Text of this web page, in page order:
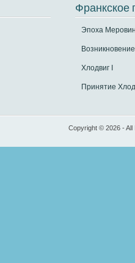
Франкское
Эпоха
Хлодвиг I
Принятие
Copyright © 2026 -